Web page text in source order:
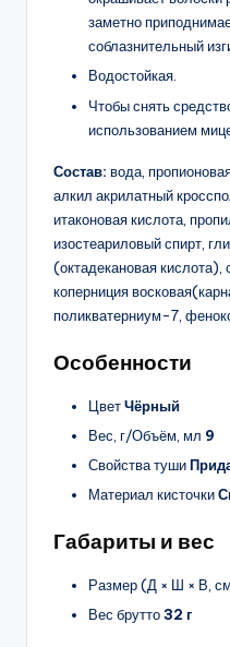
заметно
соблазнительный
Водостойкая.
Чтобы снять
использованием
Состав: вода,
алкил акрилатный
итаконовая кислота,
изостеариловый спирт,
(октадекановая кислота),
коперниция
поликватерниум-7,
Особенности
ЦветЧёрный
Вес, г/Объём, мл 9
Свойства туши
Материал кисточки
Габариты и вес
Размер (Д × Ш × В,
Вес брутто32 г